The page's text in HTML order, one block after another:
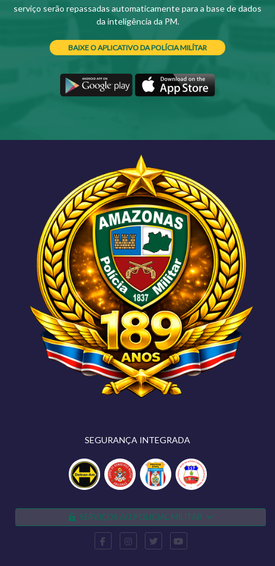
serviço serão repassadas automaticamente para a base de dados
da inteligência da PM.
BAIXE O APLICATIVO DA POLÍCIA MILÍTAR
SEGURANÇA INTEGRADA
SERVIÇOS AO POLICIAL MILITAR